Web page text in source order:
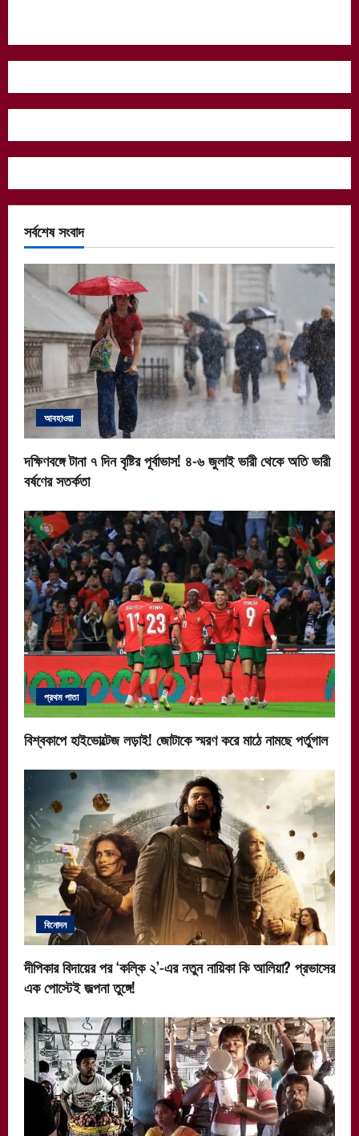
সর্বশেষ সংবাদ
আবহাওয়া
দক্ষিণবঙ্গে টানা ৭ দিন বৃষ্টির পূর্বাভাস! ৪-৬ জুলাই ভারী থেকে অতি ভারী
বর্ষণের সতর্কতা
প্রথম পাতা
বিশ্বকাপে হাইভোল্টেজ লড়াই! জোটাকে স্মরণ করে মাঠে নামছে পর্তুগাল
বিনোদন
দীপিকার বিদায়ের পর ‘কল্কি ২’-এর নতুন নায়িকা কি আলিয়া? প্রভাসের
এক পোস্টেই জল্পনা তুঙ্গে!